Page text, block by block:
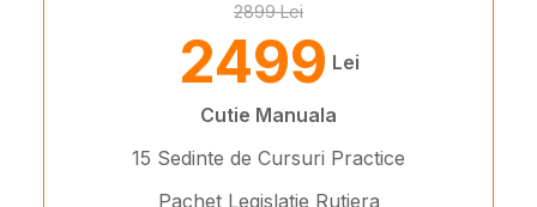
2899 Lei
2499 Lei
Cutie Manuala
15 Sedinte de Cursuri Practice
Pachet Legislatie Rutiera